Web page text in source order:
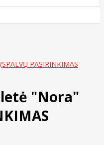
PASIRINKIMAS
"Nora"